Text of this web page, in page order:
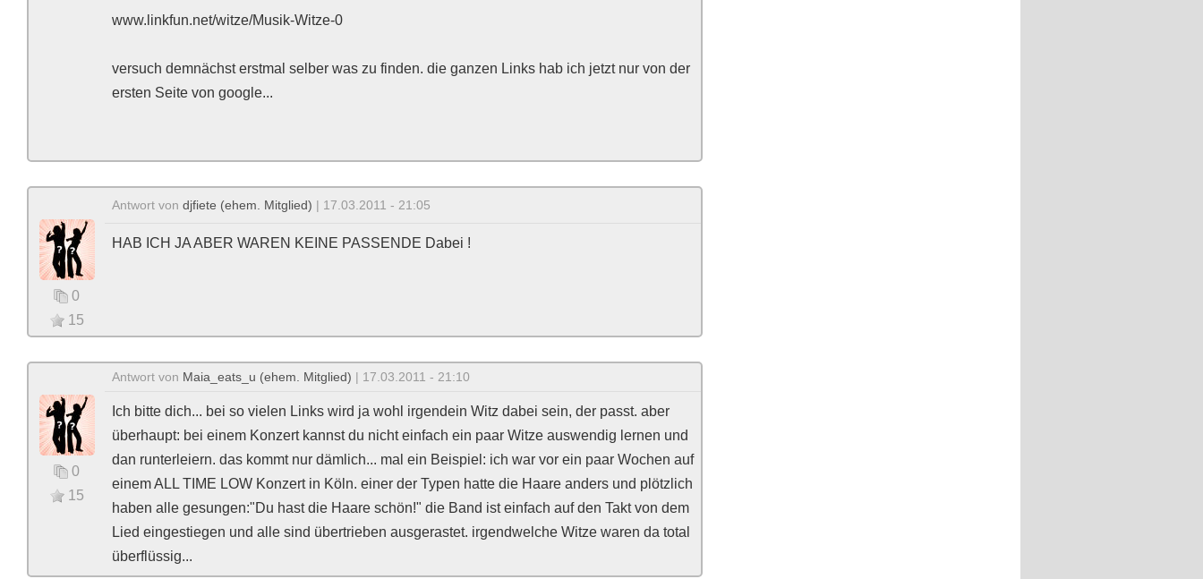
www.linkfun.net/witze/Musik-Witze-0
versuch demnächst erstmal selber was zu finden. die ganzen Links hab ich jetzt nur von der
ersten Seite von google...
0
15
Antwort von djfiete (ehem. Mitglied) | 17.03.2011 - 21:05
HAB ICH JA ABER WAREN KEINE PASSENDE Dabei !
0
15
Antwort von Maia_eats_u (ehem. Mitglied) | 17.03.2011 - 21:10
Ich bitte dich... bei so vielen Links wird ja wohl irgendein Witz dabei sein, der passt. aber
überhaupt: bei einem Konzert kannst du nicht einfach ein paar Witze auswendig lernen und
dan runterleiern. das kommt nur dämlich... mal ein Beispiel: ich war vor ein paar Wochen auf
einem ALL TIME LOW Konzert in Köln. einer der Typen hatte die Haare anders und plötzlich
haben alle gesungen:"Du hast die Haare schön!" die Band ist einfach auf den Takt von dem
Lied eingestiegen und alle sind übertrieben ausgerastet. irgendwelche Witze waren da total
überflüssig...